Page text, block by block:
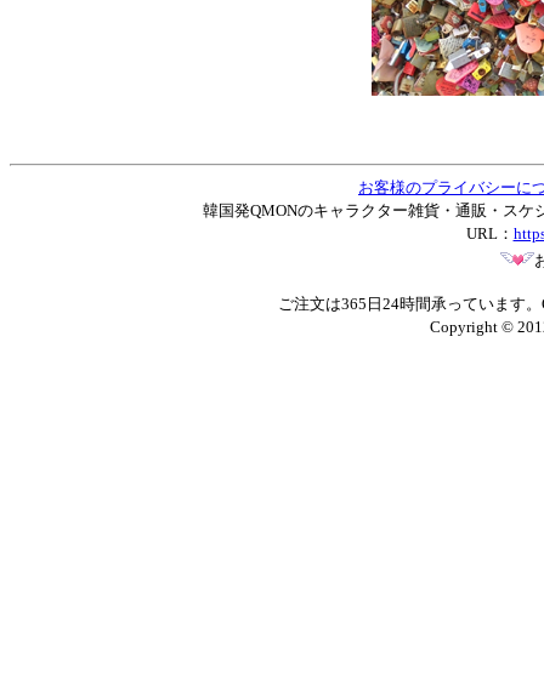
お客様のプライバシーに
韓国発QMONのキャラクター雑貨・通販・スケ
URL：
ご注文は365日24時間承っています
Copyright ©